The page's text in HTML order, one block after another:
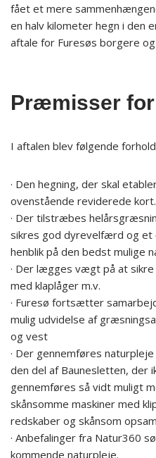
fået et mere
en halv kilometer hegn i den
aftale for Furesøs borgere
Præmisser
I aftalen blev følgende
· Den hegning, der skal
ovenstående reviderede kort.
· Der tilstræbes
sikres god dyrevelfærd og
henblik på den bedst mulige
· Der lægges vægt på at
med klaplåger m.v.
· Furesø fortsætter
mulig udvidelse af
og vest
· Der gennemføres
den del af Baunesletten, der
gennemføres så vidt muligt
skånsomme maskiner med
redskaber og skånsom
· Anbefalinger fra Natur360
kommende naturpleje.